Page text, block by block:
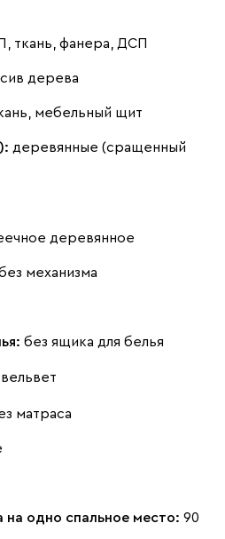
Оранж пиони
ткань, фанера, ДСП
дерева
мебельный щит
деревянные (сращенный
деревянное
механизма
без ящика для белья
вельвет
матраса
на одно спальное место: 90